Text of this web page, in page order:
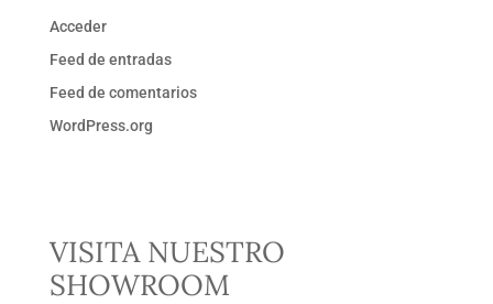
Acceder
Feed de entradas
Feed de comentarios
WordPress.org
VISITA NUESTRO
SHOWROOM